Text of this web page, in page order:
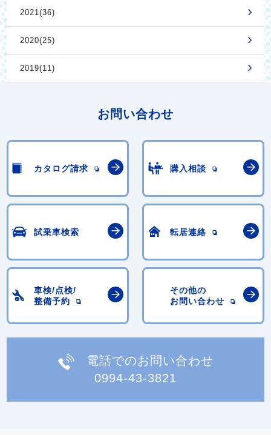
2021(36)
2020(25)
2019(11)
お問い合わせ
カタログ請求 購入相談
試乗車検索 転居連絡
車検/点検/
整備予約
その他の
お問い合わせ
電話でのお問い合わせ
0994-43-3821